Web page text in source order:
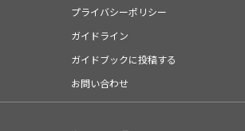
プライバシーポリシー
ガイドライン
ガイドブックに投稿する
お問い合わせ